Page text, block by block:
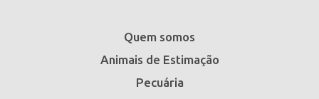
Quem somos
Animais de Estimação
Pecuária